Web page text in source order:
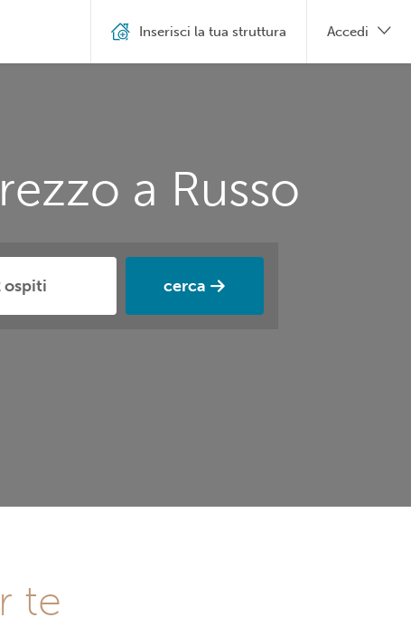
a Russo
cerca
Inserisci la tua struttura Accedi
te